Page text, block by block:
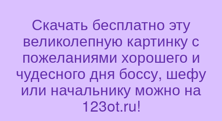
Скачать бесплатно эту
великолепную картинку с
пожеланиями хорошего и
чудесного дня боссу, шефу
или начальнику можно на
123ot.ru!